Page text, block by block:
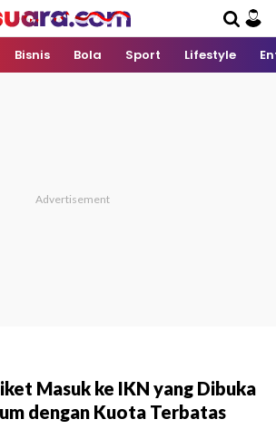
Bisnis Bola Sport Lifestyle
Masuk ke IKN yang Dibuka
dengan Kuota Terbatas